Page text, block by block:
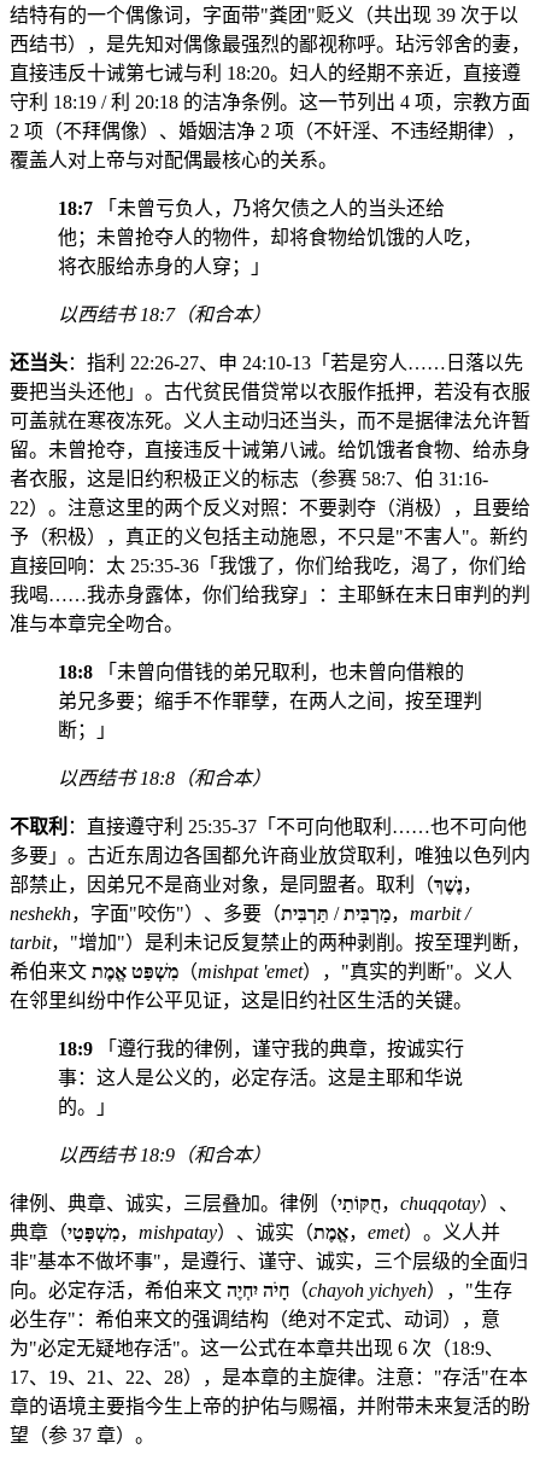
结特有的一个偶像词，字面带"粪团"贬义（共出现 39 次于以
西结书），是先知对偶像最强烈的鄙视称呼。玷污邻舍的妻，
直接违反十诫第七诫与利 18:20。妇人的经期不亲近，直接遵
守利 18:19 / 利 20:18 的洁净条例。这一节列出 4 项，宗教方面
2 项（不拜偶像）、婚姻洁净 2 项（不奸淫、不违经期律），
覆盖人对上帝与对配偶最核心的关系。
18:7 「未曾亏负人，乃将欠债之人的当头还给
他；未曾抢夺人的物件，却将食物给饥饿的人吃，
将衣服给赤身的人穿；」
以西结书 18:7（和合本）
还当头：指利 22:26-27、申 24:10-13「若是穷人……日落以先
要把当头还他」。古代贫民借贷常以衣服作抵押，若没有衣服
可盖就在寒夜冻死。义人主动归还当头，而不是据律法允许暂
留。未曾抢夺，直接违反十诫第八诫。给饥饿者食物、给赤身
者衣服，这是旧约积极正义的标志（参赛 58:7、伯 31:16-
22）。注意这里的两个反义对照：不要剥夺（消极），且要给
予（积极），真正的义包括主动施恩，不只是"不害人"。新约
直接回响：太 25:35-36「我饿了，你们给我吃，渴了，你们给
我喝……我赤身露体，你们给我穿」：主耶稣在末日审判的判
准与本章完全吻合。
18:8 「未曾向借钱的弟兄取利，也未曾向借粮的
弟兄多要；缩手不作罪孽，在两人之间，按至理判
断；」
以西结书 18:8（和合本）
不取利 ：直接遵守利 25:35-37「不可向他取利……也不可向他
多要」。古近东周边各国都允许商业放贷取利，唯独以色列内
部禁止，因弟兄不是商业对象，是同盟者。取利（נֶשֶׁךְ，
neshekh，字面"咬伤"）、多要（ מַרְבִּית/ תַּרְבִּית ， marbit /
tarbit，"增加"）是利未记反复禁止的两种剥削。按至理判断，
希伯来文 מִשְׁפַּט אֱמֶת （mishpat 'emet），"真实的判断"。义人
在邻里纠纷中作公平见证，这是旧约社区生活的关键。
18:9 「遵行我的律例，谨守我的典章，按诚实行
事：这人是公义的，必定存活。这是主耶和华说
的。」
以西结书 18:9（和合本）
律例、典章、诚实，三层叠加。律例（חֻקּוֹתַי， chuqqotay）、
典章（מִשְׁפָּטַי， mishpatay）、诚实（אֱמֶת， emet）。义人并
非"基本不做坏事"，是遵行、谨守、诚实，三个层级的全面归
向。必定存活，希伯来文 חָיֹה יִחְיֶה （chayoh yichyeh），"生存
必生存"：希伯来文的强调结构（绝对不定式、动词），意
为"必定无疑地存活"。这一公式在本章共出现 6 次（18:9、
17、19、21、22、28），是本章的主旋律。注意："存活"在本
章的语境主要指今生上帝的护佑与赐福，并附带未来复活的盼
望（参 37 章）。